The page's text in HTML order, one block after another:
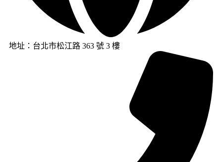
地址：台北市松江路 363 號 3 樓